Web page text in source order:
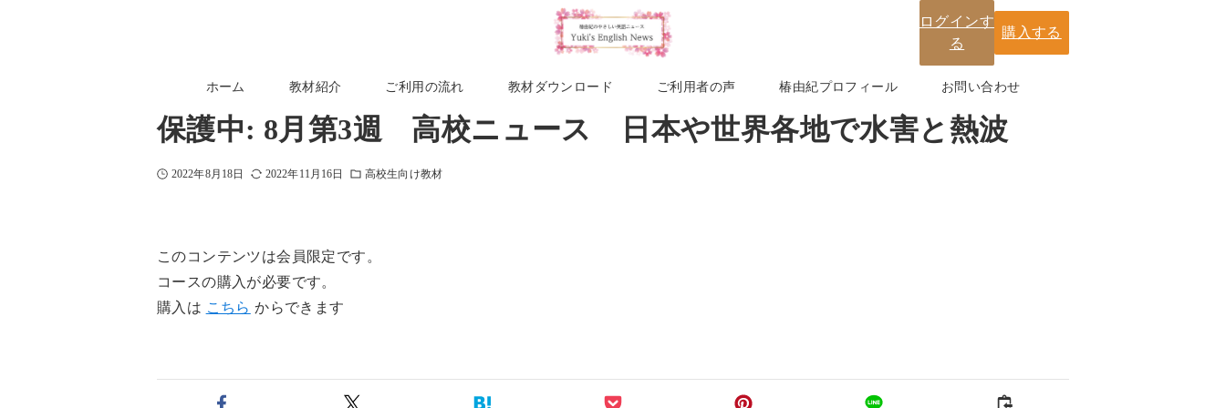
ログインす
る
購入する
ホーム 教材紹介 ご利用の流れ 教材ダウンロード ご利用者の声 椿由紀プロフィール お問い合わせ
保護中: 8月第3週 高校ニュース 日本や世界各地で水害と熱波
2022年8月18日 2022年11月16日 高校生向け教材
このコンテンツは会員限定です。
コースの購入が必要です。
購入は こちら からできます